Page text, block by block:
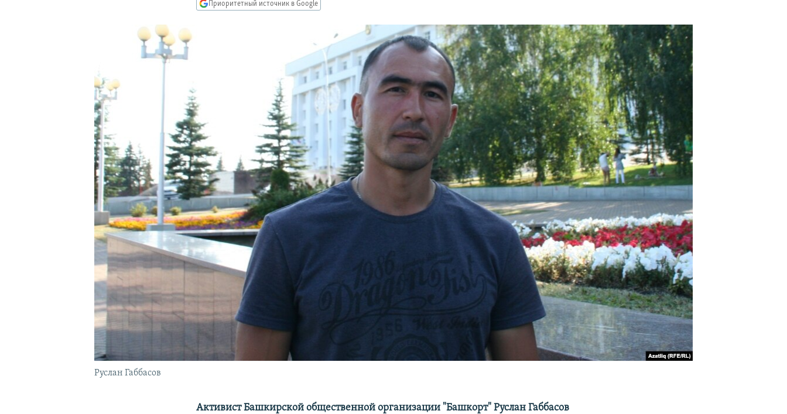
Приоритетный источник в Google
Руслан Габбасов
Активист Башкирской общественной организации "Башкорт" Руслан Габбасов